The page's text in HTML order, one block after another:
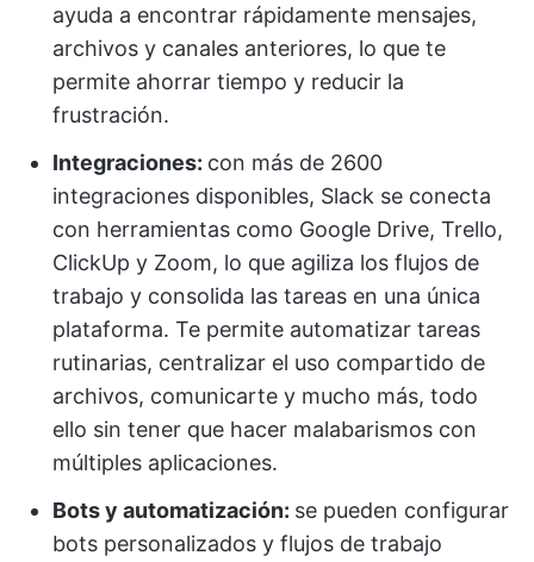
ayuda a encontrar rápidamente mensajes,
archivos y canales anteriores, lo que te
permite ahorrar tiempo y reducir la
frustración.
Integraciones: con más de 2600
integraciones disponibles, Slack se conecta
con herramientas como Google Drive, Trello,
ClickUp y Zoom, lo que agiliza los flujos de
trabajo y consolida las tareas en una única
plataforma. Te permite automatizar tareas
rutinarias, centralizar el uso compartido de
archivos, comunicarte y mucho más, todo
ello sin tener que hacer malabarismos con
múltiples aplicaciones.
Bots y automatización: se pueden configurar
bots personalizados y flujos de trabajo